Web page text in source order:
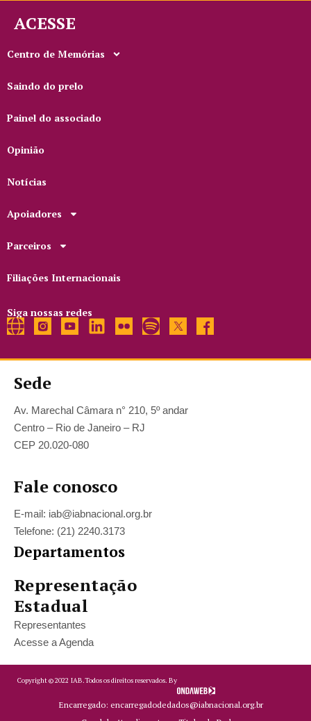
ACESSE
Centro de Memórias
Saindo do prelo
Painel do associado
Opinião
Notícias
Apoiadores
Parceiros
Filiações Internacionais
Siga nossas redes
Sede
Av. Marechal Câmara n° 210, 5º andar
Centro – Rio de Janeiro – RJ
CEP 20.020-080
Fale conosco
E-mail: iab@iabnacional.org.br
Telefone: (21) 2240.3173
Departamentos
Representação
Estadual
Representantes
Acesse a Agenda
Copyright ©2022 IAB.Todos os direitos reservados. By
Encarregado: encarregadodedados@iabnacional.org.br